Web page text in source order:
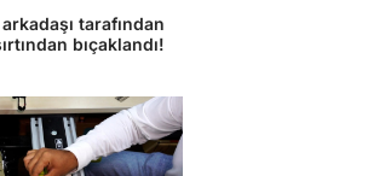
tarafından
bıçaklandı!